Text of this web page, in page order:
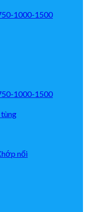
1000-1500
1000-1500
nối